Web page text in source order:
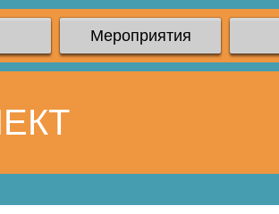
Мероприятия